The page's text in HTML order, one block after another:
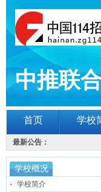
中推联
首页 学校
最新公告：
学校概况
学校简介